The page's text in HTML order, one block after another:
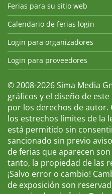
Ferias para su sitio web
Calendario de ferias login
Login para organizadores
Login para proveedores
© 2008-2026 Sima Media
gráficos y el diseño de
por los derechos de autor.
los estrechos límites de la
está permitido sin
sancionado sin previo
de ferias que aparecen
tanto, la propiedad de las
¡Salvo error o cambio!
de exposición son